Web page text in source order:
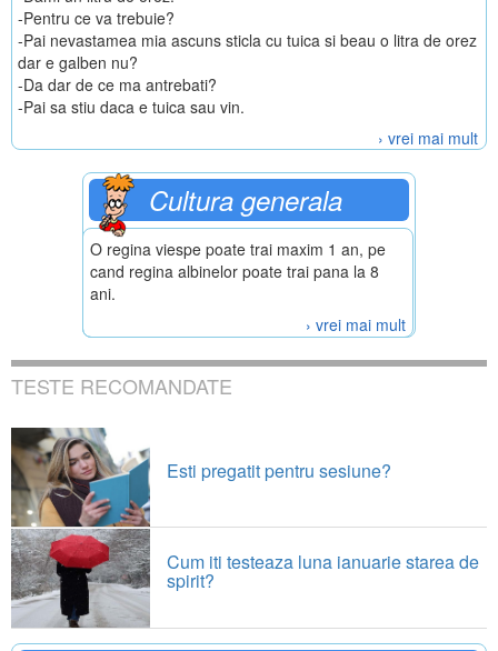
-Pentru ce va trebuie?
-Pai nevastamea mia ascuns sticla cu tuica si beau o litra de orez
dar e galben nu?
-Da dar de ce ma antrebati?
-Pai sa stiu daca e tuica sau vin.
› vrei mai mult
Cultura generala
O regina viespe poate trai maxim 1 an, pe
cand regina albinelor poate trai pana la 8
ani.
› vrei mai mult
TESTE RECOMANDATE
Esti pregatit pentru sesiune?
Cum iti testeaza luna ianuarie starea de
spirit?